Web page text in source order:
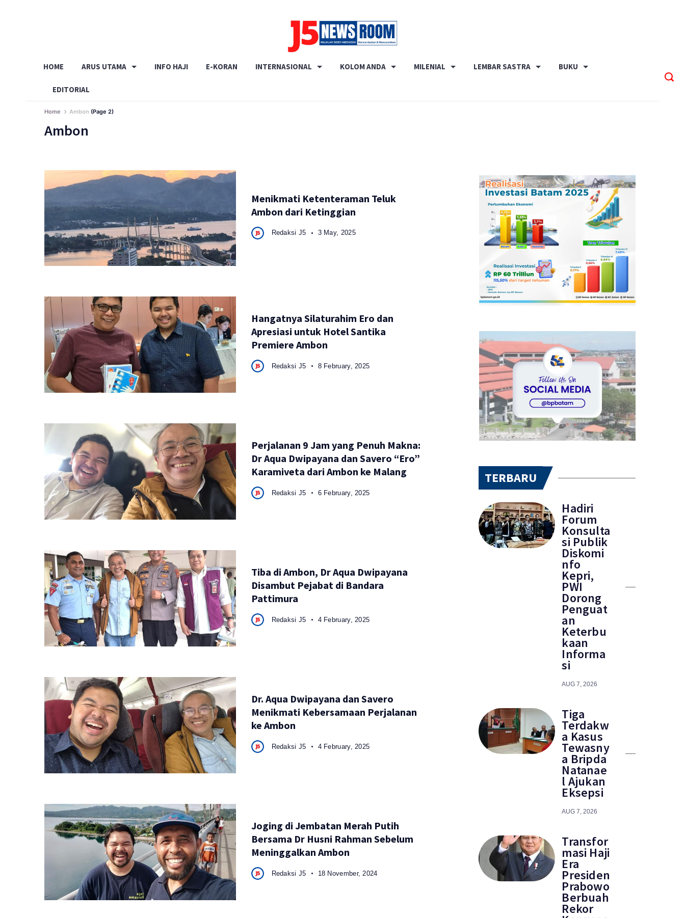
Terverifikasi
HOME ARUS UTAMA INFO HAJI E-KORAN INTERNASIONAL KOLOM ANDA MILENIAL LEMBAR SASTRA BUKU
EDITORIAL
Home Ambon (Page 2)
Ambon
Menikmati Ketenteraman Teluk
Ambon dari Ketinggian
Redaksi J5 3 May, 2025
Hangatnya Silaturahim Ero dan
Apresiasi untuk Hotel Santika
Premiere Ambon
Redaksi J5 8 February, 2025
Perjalanan 9 Jam yang Penuh Makna:
Dr Aqua Dwipayana dan Savero “Ero”
Karamiveta dari Ambon ke Malang
Redaksi J5 6 February, 2025
Tiba di Ambon, Dr Aqua Dwipayana
Disambut Pejabat di Bandara
Pattimura
Redaksi J5 4 February, 2025
Dr. Aqua Dwipayana dan Savero
Menikmati Kebersamaan Perjalanan
ke Ambon
Redaksi J5 4 February, 2025
Joging di Jembatan Merah Putih
Bersama Dr Husni Rahman Sebelum
Meninggalkan Ambon
Redaksi J5 18 November, 2024
TERBARU
Hadiri
Forum
Konsulta
si Publik
Diskomi
nfo
Kepri,
PWI
Dorong
Penguat
an
Keterbu
kaan
Informa
si
AUG 7, 2026
Tiga
Terdakw
a Kasus
Tewasny
a Bripda
Natanae
l Ajukan
Eksepsi
AUG 7, 2026
Transfor
masi Haji
Era
Presiden
Prabowo
Berbuah
Rekor